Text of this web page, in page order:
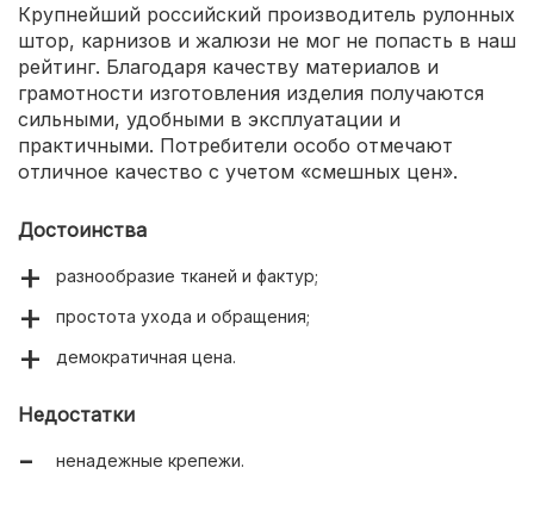
Крупнейший российский производитель рулонных
штор, карнизов и жалюзи не мог не попасть в наш
рейтинг. Благодаря качеству материалов и
грамотности изготовления изделия получаются
сильными, удобными в эксплуатации и
практичными. Потребители особо отмечают
отличное качество с учетом «смешных цен».
Достоинства
разнообразие тканей и фактур;
простота ухода и обращения;
демократичная цена.
Недостатки
ненадежные крепежи.